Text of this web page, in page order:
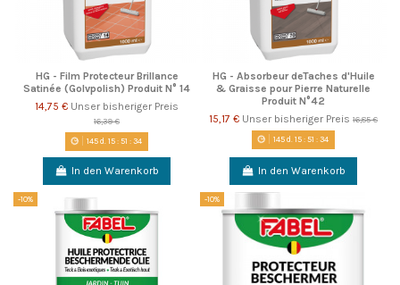
HG - Film Protecteur Brillance
Satinée (Golvpolish) Produit N° 14
14,75 € Unser bisheriger Preis
16,39 €
145d.15:51 :33
In den Warenkorb
HG - Absorbeur deTaches d'Huile
& Graisse pour Pierre Naturelle
Produit N°42
15,17 € Unser bisheriger Preis 16,85 €
145d.15:51 :33
In den Warenkorb
-10% -10%